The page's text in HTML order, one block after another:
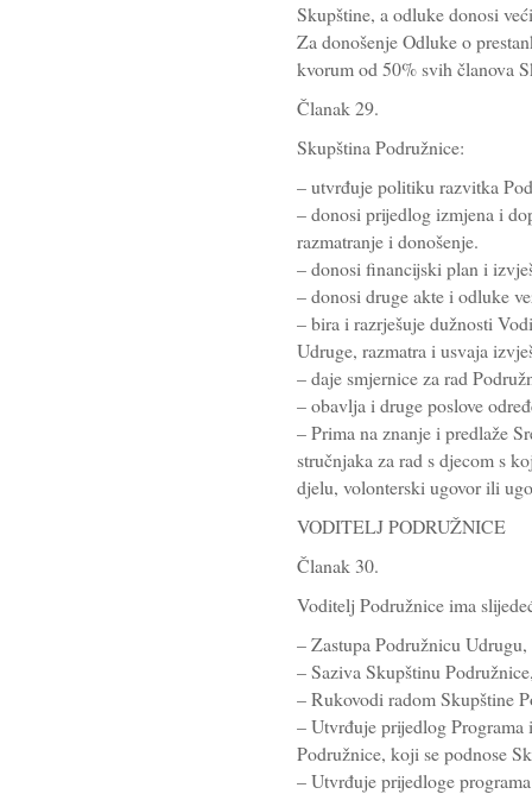
Skupštine, a odluke donosi
Za donošenje Odluke o
kvorum od 50% svih članova
Članak 29.
Skupština Podružnice:
– utvrđuje politiku razvitka
– donosi prijedlog izmjena i
razmatranje i donošenje.
– donosi financijski plan i
– donosi druge akte i odluke
– bira i razrješuje dužnosti
Udruge, razmatra i usvaja
– daje smjernice za rad
– obavlja i druge poslove
– Prima na znanje i predlaže
stručnjaka za rad s djecom s
djelu, volonterski ugovor ili
VODITELJ PODRUŽNICE
Članak 30.
Voditelj Podružnice ima
– Zastupa Podružnicu Udrugu,
– Saziva Skupštinu
– Rukovodi radom Skupštine
– Utvrđuje prijedlog Programa
Podružnice, koji se podnose
– Utvrđuje prijedloge